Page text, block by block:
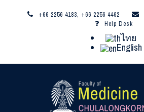
+66 2256 4183, +66 2256 4462
Help Desk
ไทย
English